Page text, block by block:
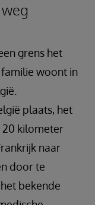
grens het
familie woont in
plaats, het
20 kilometer
naar
door te
bekende